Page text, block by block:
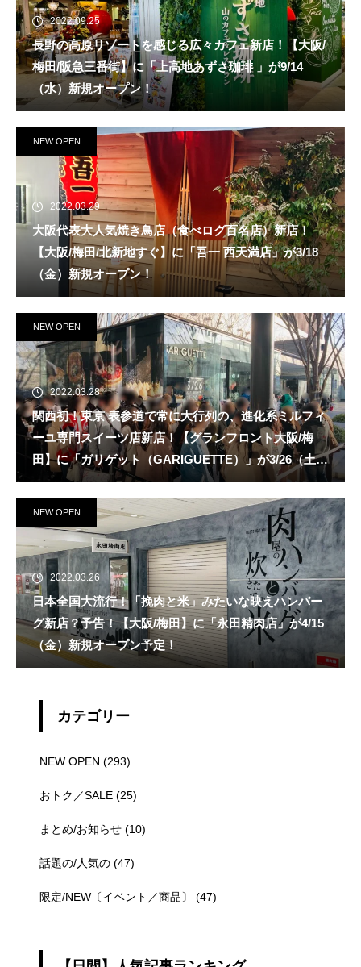
2022.09.25
長野の高原リゾートを感じる広々カフェ新店！【大阪/
梅田/阪急三番街】に「上高地あずさ珈琲 」が9/14
（水）新規オープン！
NEW OPEN
2022.03.29
大阪代表大人気焼き鳥店（食べログ百名店）新店！
【大阪/梅田/北新地すぐ】に「吾一 西天満店」が3/18
（金）新規オープン！
NEW OPEN
2022.03.28
関西初！東京 表参道で常に大行列の、進化系ミルフィ
ーユ専門スイーツ店新店！【グランフロント大阪/梅
田】に「ガリゲット（GARIGUETTE）」が3/26（土）
新規オープン！
NEW OPEN
2022.03.26
日本全国大流行！「挽肉と米」みたいな映えハンバー
グ新店？予告！【大阪/梅田】に「永田精肉店」が4/15
（金）新規オープン予定！
カテゴリー
NEW OPEN (293)
おトク／SALE (25)
まとめ/お知らせ (10)
話題の/人気の (47)
限定/NEW〔イベント／商品〕 (47)